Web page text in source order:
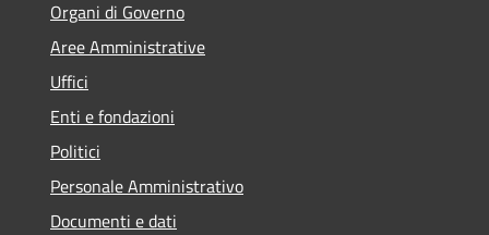
Organi di Governo
Aree Amministrative
Uffici
Enti e fondazioni
Politici
Personale Amministrativo
Documenti e dati